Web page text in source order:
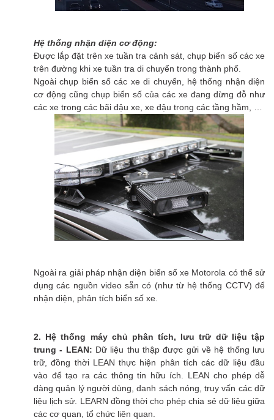
Hệ thống nhận diện cơ động:
Được lắp đặt trên xe tuần tra cảnh sát, chụp biển số các xe
trên đường khi xe tuần tra di chuyển trong thành phố.
Ngoài chụp biển số các xe di chuyển, hệ thống nhận diện
cơ động cũng chụp biển số của các xe đang dừng đỗ như
các xe trong các bãi đậu xe, xe đậu trong các tầng hầm, …
Ngoài ra giải pháp nhận diện biển số xe Motorola có thể sử
dụng các nguồn video sẵn có (như từ hệ thống CCTV) để
nhận diện, phân tích biển số xe.
2. Hệ thống máy chủ phân tích, lưu trữ dữ liệu tập
trung - LEAN: Dữ liệu thu thập được gửi về hệ thống lưu
trữ, đồng thời LEAN thực hiện phân tích các dữ liệu đầu
vào để tạo ra các thông tin hữu ích. LEAN cho phép dễ
dàng quản lý người dùng, danh sách nóng, truy vấn các dữ
liệu lịch sử. LEARN đồng thời cho phép chia sẻ dữ liệu giữa
các cơ quan, tổ chức liên quan.